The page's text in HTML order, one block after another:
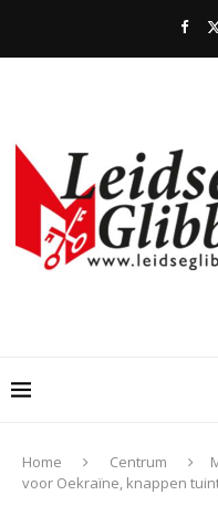
Home Centrum
voor Oekraïne, knappen